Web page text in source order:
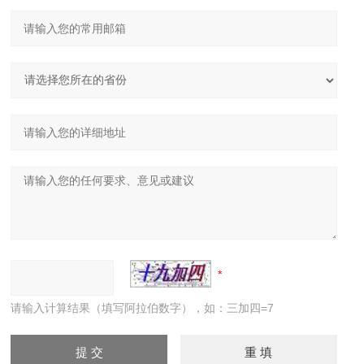
请输入计算结果（填写阿拉伯数字），如：三加四=7